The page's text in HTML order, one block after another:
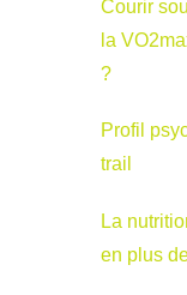
Courir
la
?
Profil
trail
La
en plus